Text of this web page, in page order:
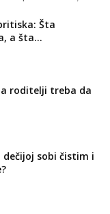
Šta
a šta...
roditelji treba da
dečijoj sobi čistim i